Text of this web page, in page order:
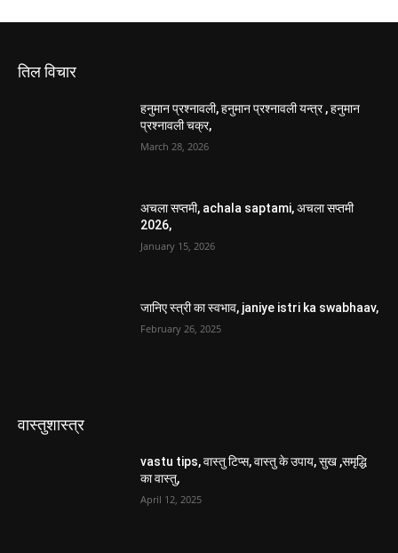
तिल विचार
हनुमान प्रश्नावली, हनुमान प्रश्नावली यन्त्र , हनुमान
प्रश्नावली चक्र,
March 28, 2026
अचला सप्तमी, achala saptami, अचला सप्तमी
2026,
January 15, 2026
जानिए स्त्री का स्वभाव, janiye istri ka swabhaav,
February 26, 2025
वास्तुशास्त्र
vastu tips, वास्तु टिप्स, वास्तु के उपाय, सुख ,समृद्धि
का वास्तु,
April 12, 2025